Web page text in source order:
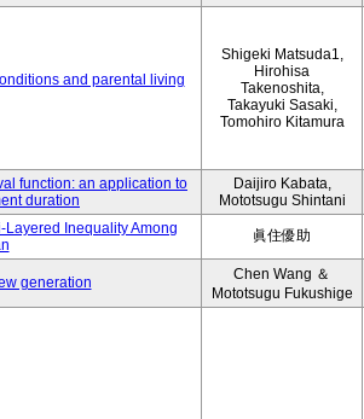
and parental living
Shigeki Matsuda1,
Hirohisa
Takenoshita,
Takayuki Sasaki,
Tomohiro Kitamura
function: an application to
duration
Daijiro Kabata,
Mototsugu Shintani
Layered Inequality Among
眞住優助
generation
Chen Wang ＆
Mototsugu Fukushige